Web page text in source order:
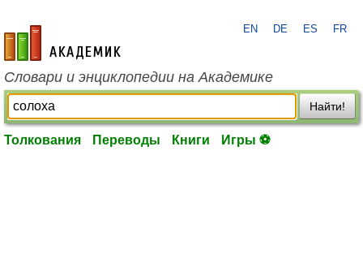
academic.ru
EN DE ES FR
Словари и энциклопедии на Академике
Найти!
Толкования Переводы Книги Игры ⚽